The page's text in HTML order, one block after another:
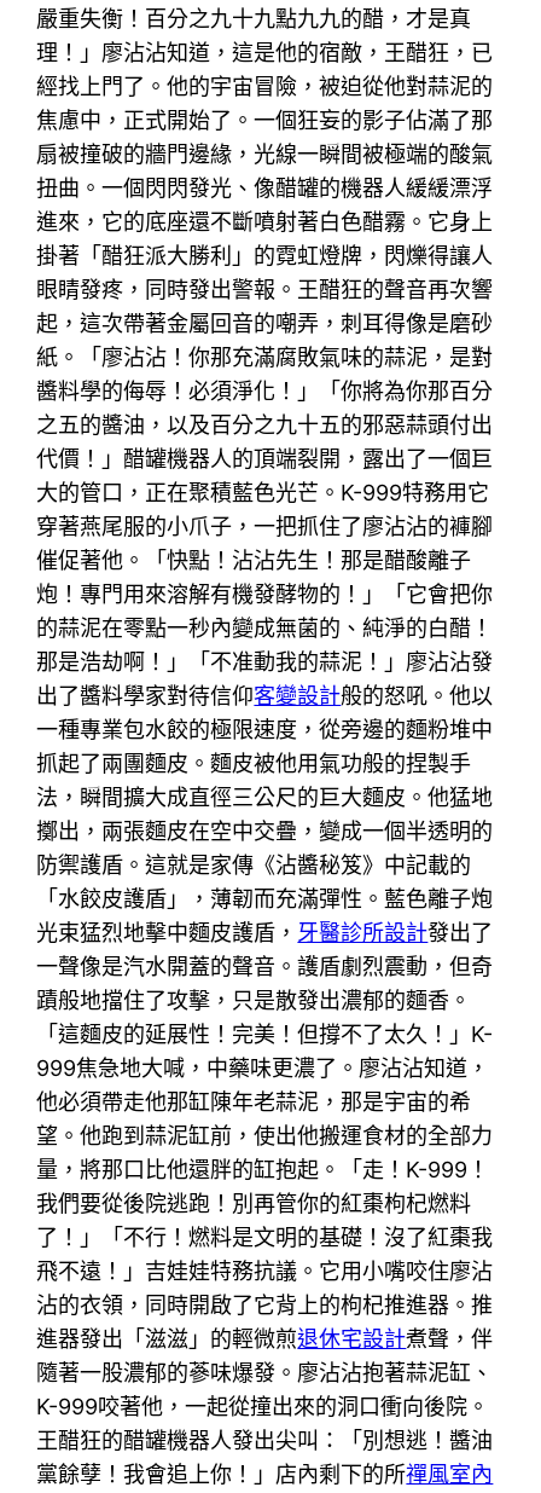
嚴重失衡！百分之九十九點九九的醋，才是真
理！」廖沾沾知道，這是他的宿敵，王醋狂，已
經找上門了。他的宇宙冒險，被迫從他對蒜泥的
焦慮中，正式開始了。一個狂妄的影子佔滿了那
扇被撞破的牆門邊緣，光線一瞬間被極端的酸氣
扭曲。一個閃閃發光、像醋罐的機器人緩緩漂浮
進來，它的底座還不斷噴射著白色醋霧。它身上
掛著「醋狂派大勝利」的霓虹燈牌，閃爍得讓人
眼睛發疼，同時發出警報。王醋狂的聲音再次響
起，這次帶著金屬回音的嘲弄，刺耳得像是磨砂
紙。「廖沾沾！你那充滿腐敗氣味的蒜泥，是對
醬料學的侮辱！必須淨化！」「你將為你那百分
之五的醬油，以及百分之九十五的邪惡蒜頭付出
代價！」醋罐機器人的頂端裂開，露出了一個巨
大的管口，正在聚積藍色光芒。K-999特務用它
穿著燕尾服的小爪子，一把抓住了廖沾沾的褲腳
催促著他。「快點！沾沾先生！那是醋酸離子
炮！專門用來溶解有機發酵物的！」「它會把你
的蒜泥在零點一秒內變成無菌的、純淨的白醋！
那是浩劫啊！」「不准動我的蒜泥！」廖沾沾發
出了醬料學家對待信仰客變設計般的怒吼。他以
一種專業包水餃的極限速度，從旁邊的麵粉堆中
抓起了兩團麵皮。麵皮被他用氣功般的捏製手
法，瞬間擴大成直徑三公尺的巨大麵皮。他猛地
擲出，兩張麵皮在空中交疊，變成一個半透明的
防禦護盾。這就是家傳《沾醬秘笈》中記載的
「水餃皮護盾」，薄韌而充滿彈性。藍色離子炮
光束猛烈地擊中麵皮護盾， 牙醫診所設計發出了
一聲像是汽水開蓋的聲音。護盾劇烈震動，但奇
蹟般地擋住了攻擊，只是散發出濃郁的麵香。
「這麵皮的延展性！完美！但撐不了太久！」K-
999焦急地大喊，中藥味更濃了。廖沾沾知道，
他必須帶走他那缸陳年老蒜泥，那是宇宙的希
望。他跑到蒜泥缸前，使出他搬運食材的全部力
量，將那口比他還胖的缸抱起。「走！K-999！
我們要從後院逃跑！別再管你的紅棗枸杞燃料
了！」「不行！燃料是文明的基礎！沒了紅棗我
飛不遠！」吉娃娃特務抗議。它用小嘴咬住廖沾
沾的衣領，同時開啟了它背上的枸杞推進器。推
進器發出「滋滋」的輕微煎退休宅設計煮聲，伴
隨著一股濃郁的蔘味爆發。廖沾沾抱著蒜泥缸、
K-999咬著他，一起從撞出來的洞口衝向後院。
王醋狂的醋罐機器人發出尖叫：「別想逃！醬油
黨餘孽！我會追上你！」店內剩下的所禪風室內